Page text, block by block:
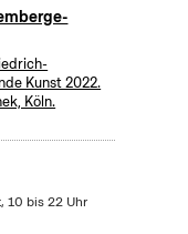
Kunst 2022.
Köln.
10 bis 22 Uhr